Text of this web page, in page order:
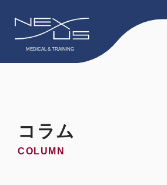
会員限定動画
コラム
COLUMN